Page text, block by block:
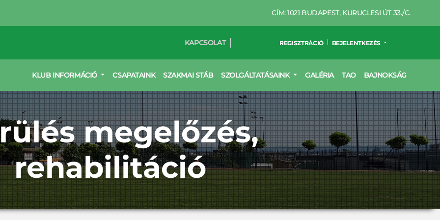
CÍM: 1021 BUDAPEST, KURUCLESI ÚT 33./C.
KAPCSOLAT REGISZTRÁCIÓ BEJELENTKEZÉS
KLUB INFORMÁCIÓ CSAPATAINK SZAKMAI STÁB SZOLGÁLTATÁSAINK GALÉRIA TAO BAJNOKSÁG
megelőzés,
rehabilitáció